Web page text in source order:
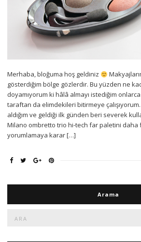
Merhaba, bloğuma hoş geldiniz
gösterdiğim bölge gözlerdir. Bu yüzden ne
doyamıyorum ki hâlâ almayı istediğim
taraftan da elimdekileri bitirmeye çalışıyorum.
aldığım ve geldiği ilk günden beri severek
Milano ombretto trio hi-tech far paletini daha
yorumlamaya karar […]
Arama